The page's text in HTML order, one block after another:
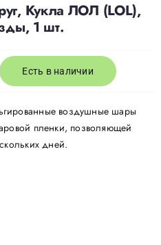
Кукла ЛОЛ (LOL),
1 шт.
Есть в наличии
воздушные шары
пленки, позволяющей
дней.